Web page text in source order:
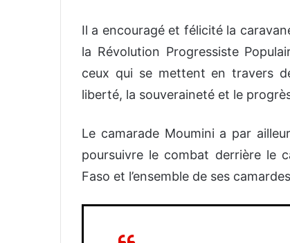
Il a encouragé et félicité la
la Révolution Progressiste
ceux qui se mettent en travers
liberté, la souveraineté et le
Le camarade Moumini a par
poursuivre le combat derrière le
Faso et l’ensemble de ses